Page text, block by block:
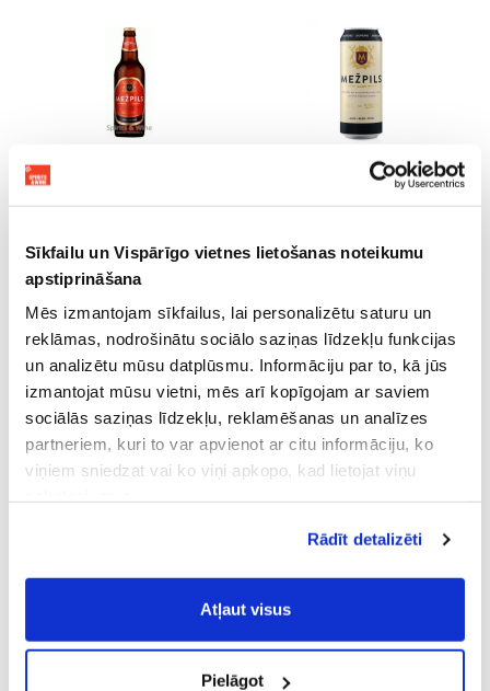
Sīkfailu un Vispārīgo vietnes lietošanas noteikumu
apstiprināšana
Mēs izmantojam sīkfailus, lai personalizētu saturu un
reklāmas, nodrošinātu sociālo saziņas līdzekļu funkcijas
un analizētu mūsu datplūsmu. Informāciju par to, kā jūs
izmantojat mūsu vietni, mēs arī kopīgojam ar saviem
sociālās saziņas līdzekļu, reklamēšanas un analīzes
partneriem, kuri to var apvienot ar citu informāciju, ko
viņiem sniedzat vai ko viņi apkopo, kad lietojat viņu
Vispārīgiem vietnes lietošanas
noteikumiem(saīsināti - VVLN).
Rādīt detalizēti
Atļaut visus
Pielāgot
1.55 €
PIEVIENOT GROZAM
MEŽPILS CAN
1.45 €
Mežpils alus
Mežpils alus ir premium klases alus zīmols, kas pieder
pie Aldara alus darītavas portfeļa. Šis zīmols ir izveidots,
lai piedāvātu augstas kvalitātes amatniecisko alu, kas
izceļas ar izsmalcinātu garšu un bagātīgu aromātu
buķeti. Mežpils alus tiek ražots, ievērojot senās alus
darīšanas tradīcijas, vienlaikus izmantojot arī
īpašus dzērienus.
Gaišais, kas ir klasisks lagers ar atsvaidzinošu garšu.
Šis alus ir lieliska izvēle tiem, kas novērtē klasisko alus